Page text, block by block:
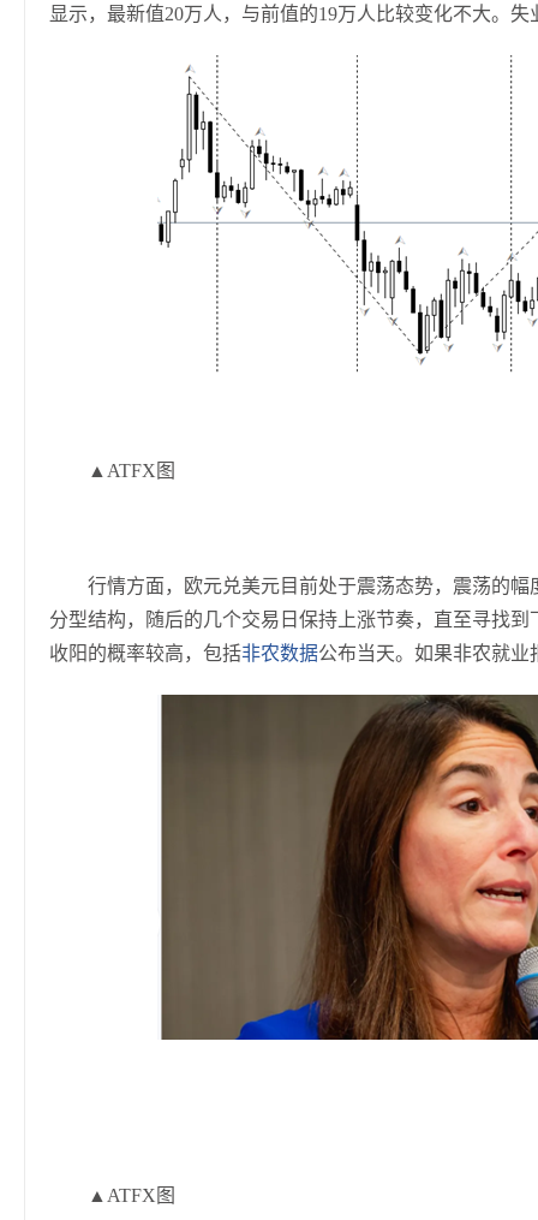
显示，最新值20万人，与前值的19万人比较变化不大。
▲ATFX图
行情方面，欧元兑美元目前处于震荡态势，震荡的
分型结构，随后的几个交易日保持上涨节奏，直至寻找
收阳的概率较高，包括非农数据公布当天。如果非农就业
▲ATFX图